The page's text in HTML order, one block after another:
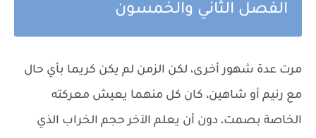
الفصل الثاني والخمسون
مرت عدة شهور أخرى، لكن الزمن لم يكن كريما بأي حال
مع رنيم أو شاهين، كان كل منهما يعيش معركته
الخاصة بصمت، دون أن يعلم الآخر حجم الخراب الذي